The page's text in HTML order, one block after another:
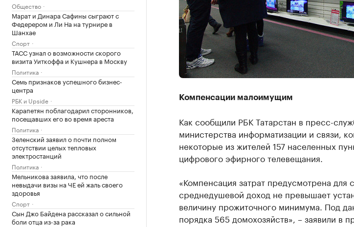
Общество
Марат и Динара Сафины сыграют с
Федерером и Ли На на турнире в
Шанхае
Спорт
ТАСС узнал о возможности скорого
визита Уиткоффа и Кушнера в Москву
Политика
Семь признаков успешного бизнес-
центра
РБК и Upside
Карапетян поблагодарил сторонников,
посещавших его во время ареста
Политика
Зеленский заявил о почти полном
отсутствии целых тепловых
электростанций
Политика
Мельникова заявила, что после
невыдачи визы на ЧЕ ей жаль своего
здоровья
Спорт
Сын Джо Байдена рассказал о сильной
боли отца из-за рака
Компенсации малоимущим
Как сообщили РБК Татарстан в пресс-
министерства информатизации и связи,
некоторые из жителей 157 населенных
цифрового эфирного телевещания.
«Компенсация затрат предусмотрена для
среднедушевой доход не превышает
величину прожиточного минимума. Под
порядка 565 домохозяйств», – заявили в